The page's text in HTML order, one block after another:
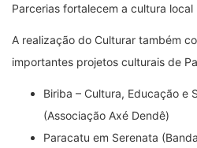
Parcerias fortalecem a cultura local
A realização do Culturar também
importantes projetos culturais de
Biriba – Cultura, Educação e
(Associação Axé Dendê)
Paracatu em Serenata